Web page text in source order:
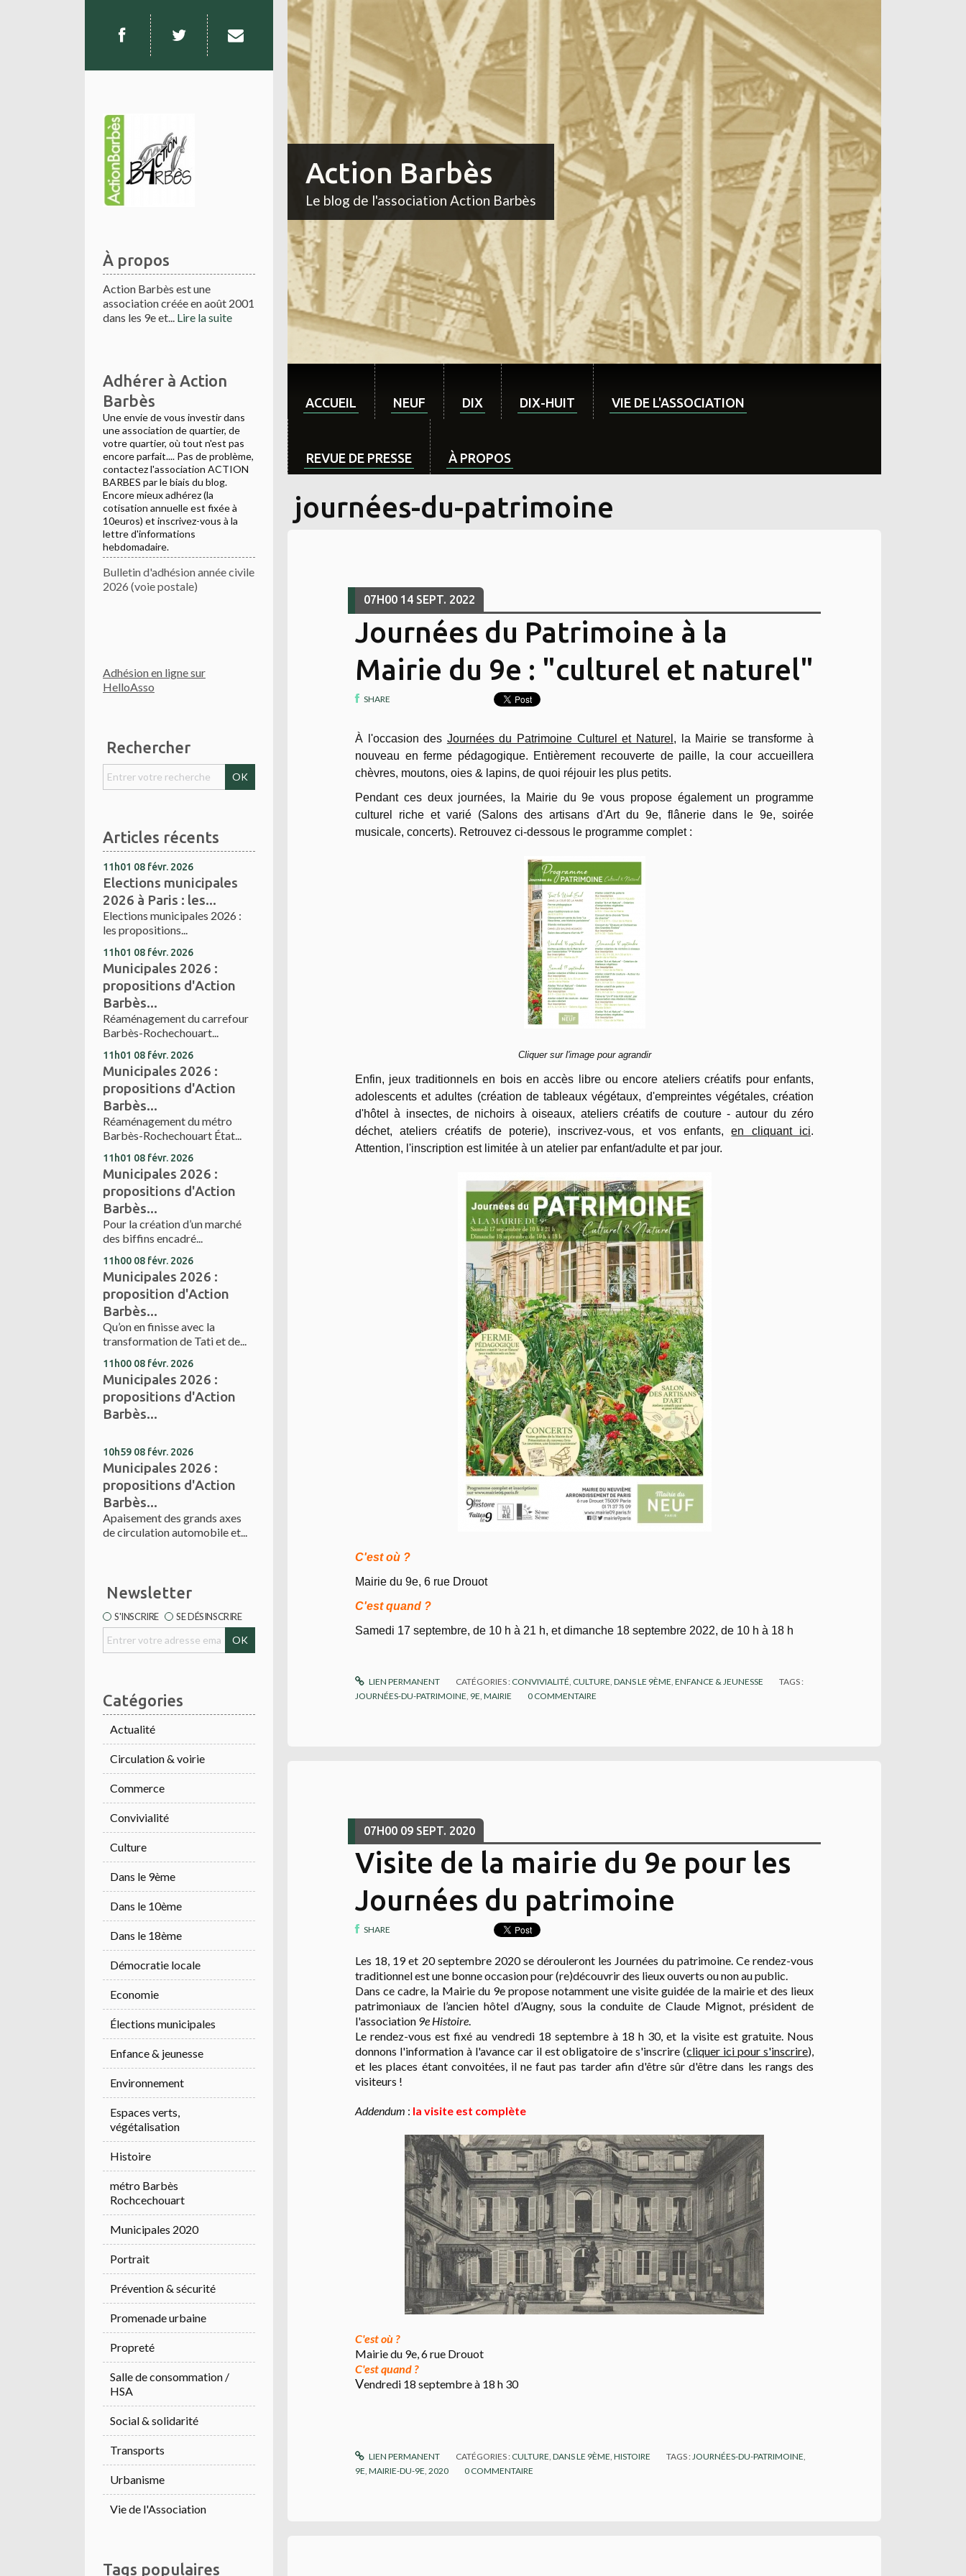
À propos
Action Barbès est une
association créée en août 2001
dans les 9e et... Lire la suite
Adhérer à Action
Barbès
Une envie de vous investir dans
une association de quartier, de
votre quartier, où tout n'est pas
encore parfait.... Pas de problème,
contactez l'association ACTION
BARBES par le biais du blog.
Encore mieux adhérez (la
cotisation annuelle est fixée à
10euros) et inscrivez-vous à la
lettre d'informations
hebdomadaire.
Bulletin d'adhésion année civile
2026 (voie postale)
Adhésion en ligne sur
HelloAsso
Rechercher
Articles récents
11h01 08 févr. 2026
Elections municipales
2026 à Paris : les...
Elections municipales 2026 :
les propositions...
11h01 08 févr. 2026
Municipales 2026 :
propositions d'Action
Barbès...
Réaménagement du carrefour
Barbès-Rochechouart...
11h01 08 févr. 2026
Municipales 2026 :
propositions d'Action
Barbès...
Réaménagement du métro
Barbès-Rochechouart État...
11h01 08 févr. 2026
Municipales 2026 :
propositions d'Action
Barbès...
Pour la création d’un marché
des biffins encadré...
11h00 08 févr. 2026
Municipales 2026 :
proposition d'Action
Barbès...
Qu’on en finisse avec la
transformation de Tati et de...
11h00 08 févr. 2026
Municipales 2026 :
propositions d'Action
Barbès...
10h59 08 févr. 2026
Municipales 2026 :
propositions d'Action
Barbès...
Apaisement des grands axes
de circulation automobile et...
Newsletter
S'INSCRIRE SE DÉSINSCRIRE
Catégories
Actualité
Circulation & voirie
Commerce
Convivialité
Culture
Dans le 9ème
Dans le 10ème
Dans le 18ème
Démocratie locale
Economie
Élections municipales
Enfance & jeunesse
Environnement
Espaces verts,
végétalisation
Histoire
métro Barbès
Rochcechouart
Municipales 2020
Portrait
Prévention & sécurité
Promenade urbaine
Propreté
Salle de consommation /
HSA
Social & solidarité
Transports
Urbanisme
Vie de l'Association
Tags populaires
Action Barbès
Le blog de l'association Action Barbès
ACCUEIL NEUF DIX DIX-HUIT VIE DE L'ASSOCIATION
REVUE DE PRESSE À PROPOS
journées-du-patrimoine
07H00 14 SEPT. 2022
Journées du Patrimoine à la
Mairie du 9e : "culturel et naturel"
SHARE
À l'occasion des Journées du Patrimoine Culturel et Naturel , la Mairie se transforme à
nouveau en ferme pédagogique. Entièrement recouverte de paille, la cour accueillera
chèvres, moutons, oies & lapins, de quoi réjouir les plus petits.
Pendant ces deux journées, la Mairie du 9e vous propose également un programme
culturel riche et varié (Salons des artisans d'Art du 9e, flânerie dans le 9e, soirée
musicale, concerts). Retrouvez ci-dessous le programme complet :
Cliquer sur l'image pour agrandir
Enfin, jeux traditionnels en bois en accès libre ou encore ateliers créatifs pour enfants,
adolescents et adultes (création de tableaux végétaux, d'empreintes végétales, création
d'hôtel à insectes, de nichoirs à oiseaux, ateliers créatifs de couture - autour du zéro
déchet, ateliers créatifs de poterie), inscrivez-vous, et vos enfants,en cliquant ici.
Attention, l'inscription est limitée à un atelier par enfant/adulte et par jour.
C'est où ?
Mairie du 9e, 6 rue Drouot
C'est quand ?
Samedi 17 septembre, de 10 h à 21 h, et dimanche 18 septembre 2022, de 10 h à 18 h
LIEN PERMANENT CATÉGORIES : CONVIVIALITÉ CULTURE ,DANS LE 9ÈME ,ENFANCE & JEUNESSE
TAGS :
JOURNÉES-DU-PATRIMOINE 9E MAIRIE 0 COMMENTAIRE
07H00 09 SEPT. 2020
Visite de la mairie du 9e pour les
Journées du patrimoine
SHARE
Les 18, 19 et 20 septembre 2020 se dérouleront les Journées du patrimoine. Ce rendez-vous
traditionnel est une bonne occasion pour (re)découvrir des lieux ouverts ou non au public.
Dans ce cadre, la Mairie du 9e propose notamment une visite guidée de la mairie et des lieux
patrimoniaux de l’ancien hôtel d’Augny, sous la conduite de Claude Mignot, président de
l'association 9e Histoire.
Le rendez-vous est fixé au vendredi 18 septembre à 18 h 30, et la visite est gratuite. Nous
donnons l'information à l'avance car il est obligatoire de s'inscrire (cliquer ici pour s'inscrire),
et les places étant convoitées, il ne faut pas tarder afin d'être sûr d'être dans les rangs des
visiteurs !
Addendum : la visite est complète
C'est où ?
Mairie du 9e, 6 rue Drouot
C'est quand ?
Vendredi 18 septembreà 18 h 30
LIEN PERMANENT CATÉGORIES : CULTURE ,DANS LE 9ÈME ,HISTOIRE TAGS : JOURNÉES-DU-PATRIMOINE
9E MAIRIE-DU-9E 2020 0 COMMENTAIRE